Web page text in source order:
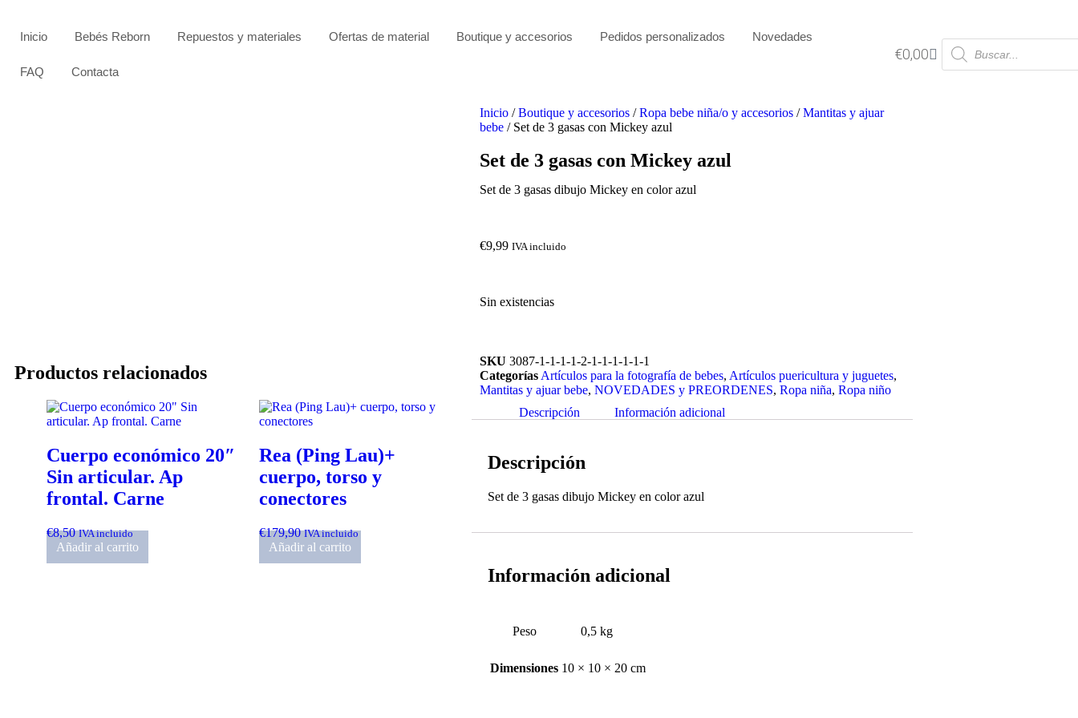
Inicio Bebés Reborn Repuestos y materiales Ofertas de material Boutique y accesorios Pedidos personalizados Novedades
FAQ Contacta
€0,00
Inicio /Boutique y accesorios /Ropa bebe niña/o y accesorios /Mantitas y ajuar
bebe / Set de 3 gasas con Mickey azul
Set de 3 gasas con Mickey azul
Set de 3 gasas dibujo Mickey en color azul
€9,99 IVA incluido
Sin existencias
Productos relacionados
Cuerpo económico 20″
Sin articular. Ap
frontal. Carne
€8,50 IVA incluido
Añadir al carrito
Rea (Ping Lau)+
cuerpo, torso y
conectores
€179,90 IVA incluido
Añadir al carrito
SKU 3087-1-1-1-1-2-1-1-1-1-1-1
Categorías Artículos para la fotografía de bebes, Artículos puericultura y juguetes,
Mantitas y ajuar bebe, NOVEDADES y PREORDENES, Ropa niña, Ropa niño
Descripción
Información adicional
Descripción
Set de 3 gasas dibujo Mickey en color azul
Información adicional
Peso 0,5 kg
Dimensiones 10 × 10 × 20 cm